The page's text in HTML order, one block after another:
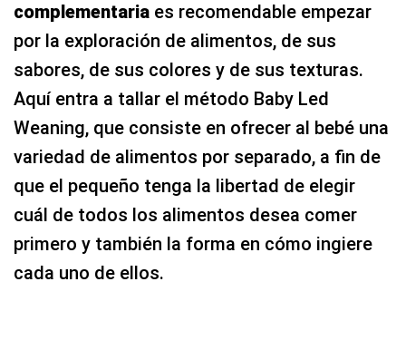
complementaria es recomendable empezar
por la exploración de alimentos, de sus
sabores, de sus colores y de sus texturas.
Aquí entra a tallar el método Baby Led
Weaning, que consiste en ofrecer al bebé una
variedad de alimentos por separado, a fin de
que el pequeño tenga la libertad de elegir
cuál de todos los alimentos desea comer
primero y también la forma en cómo ingiere
cada uno de ellos.